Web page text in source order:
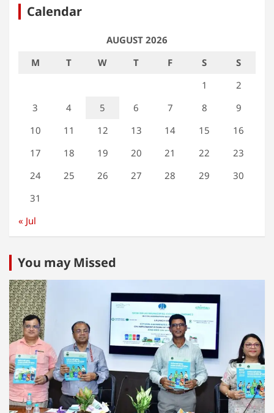
Calendar
AUGUST 2026
M
T W T F S
S
1
2
3
4 5 6 7 8
9
10
11 12 13 14 15
16
17
18 19 20 21 22
23
24
25 26 27 28 29
30
31
« Jul
You may Missed